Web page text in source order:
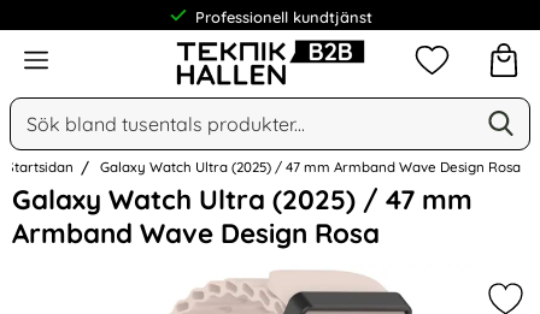
Professionell kundtjänst
Meny
Sök
Sök på Narse Group AB
Mina
Startsidan Galaxy Watch Ultra (2025) / 47 mm Armband Wave Design Rosa
Galaxy Watch Ultra (2025) / 47 mm
Armband Wave Design Rosa
Hoppa
över
Bilder